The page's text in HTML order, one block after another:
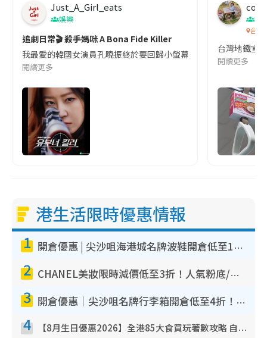
Just_A_Girl_eats
娛樂
追劇日常🎬 殺手媽咪 A Bona Fide Killer
我最愛的韓國女演員孔曉振終於要回歸小螢幕啦!這次的劇本改編
閱讀更多
co
吹
台灣
台灣地鐵宣
閱讀更多
港生活限時優惠情報
1 開倉優惠 | 尖沙咀海港城名牌波鞋開倉低至1折！On鞋$899起／Joy&Peace鞋履$98起
2 CHANEL美妝限時減價低至3折！人氣粉底/唇膏/精華液低至$275！COCO香水都有平
3 開倉優惠｜尖沙咀名牌行李箱開倉低至4折！一連5日 American Tourister/ace./Hallmark $200起！
4 【8月生日優惠2026】全港85大食買玩著數攻略 自助餐/火鍋放題同行免費＋誠品/DONKI送現金券